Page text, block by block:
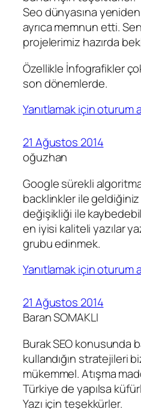
Seo dünyasına
ayrıca memnun etti.
projelerimiz hazırda
Özellikle İnfografikler
son dönemlerde.
Yanıtlamak için oturum
21 Ağustos 2014
oğuzhan
Google sürekli
backlinkler ile
değişikliği ile
en iyisi kaliteli yazılar
grubu edinmek.
Yanıtlamak için oturum
21 Ağustos 2014
Baran SOMAKLI
Burak SEO konusunda
kullandığın stratejileri
mükemmel. Atışma
Türkiye de yapılsa
Yazı için teşekkürler.